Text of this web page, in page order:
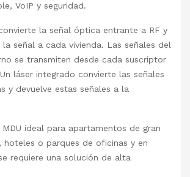
VoIP y seguridad.
la señal óptica entrante a RF y
señal a cada vivienda. Las señales del
se transmiten desde cada suscriptor
láser integrado convierte las señales
y devuelve estas señales a la
ideal para apartamentos de gran
hoteles o parques de oficinas y en
requiere una solución de alta